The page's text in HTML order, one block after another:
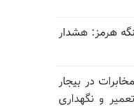
قرمز تنگه هرمز: هشدار
در بیجار
و نگهداری